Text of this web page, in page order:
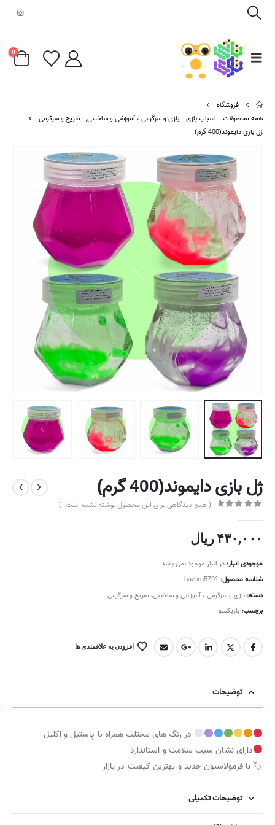
0
فروشگاه
همه محصولات, اسباب بازی, بازی و سرگرمی ، آموزشی و ساختنی, تفریح و سرگرمی
ژل بازی دایموند(400 گرم)
ژل بازی دایموند(400 گرم)
( هیچ دیدگاهی برای این محصول نوشته نشده است. )
۴۳۰,۰۰۰ریال
موجودی انبار: در انبار موجود نمی باشد
شناسه محصول: bazixo5791
دسته: بازی و سرگرمی ، آموزشی و ساختنی, تفریح و سرگرمی
برچسب: بازیکسو
افزودن به علاقمندی ها
توضیحات
در رنگ های مختلف همراه با پاستیل و اکلیل
دارای نشان سیب سلامت و استاندارد
🏷 با فرمولاسیون جدید و بهترین کیفیت در بازار
توضیحات تکمیلی